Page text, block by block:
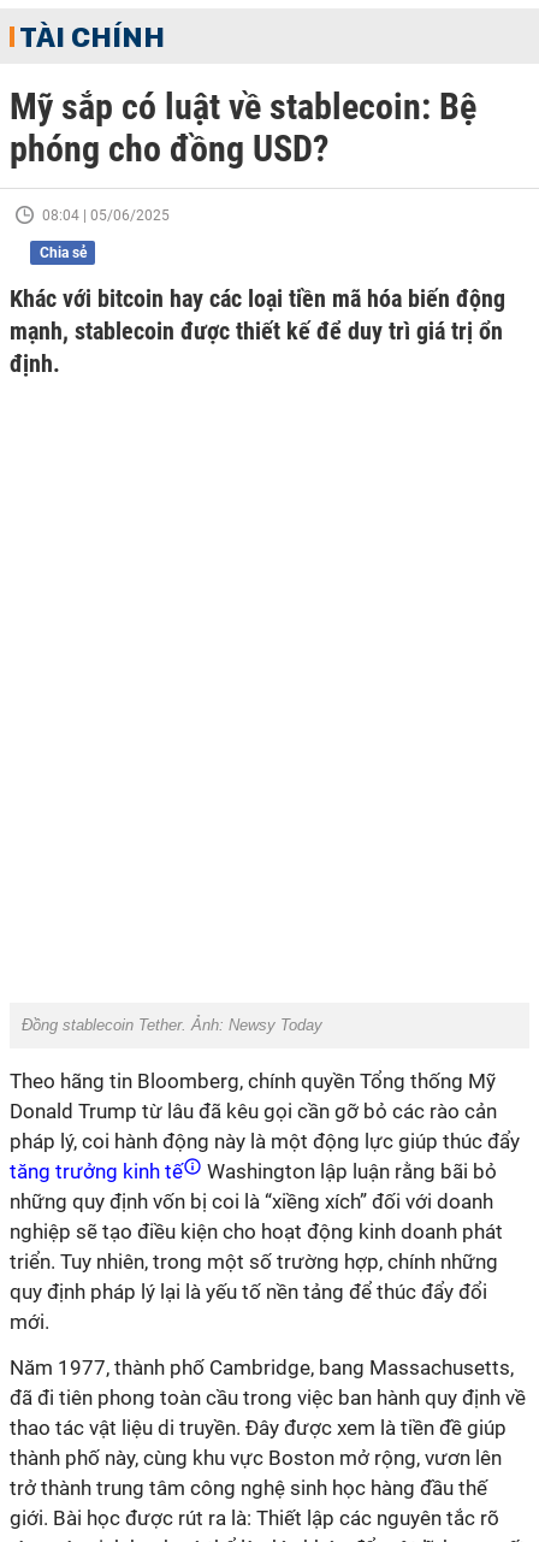
TÀI CHÍNH
Mỹ sắp có luật về stablecoin: Bệ
phóng cho đồng USD?
08:04 | 05/06/2025
Chia sẻ
Khác với bitcoin hay các loại tiền mã hóa biến động
mạnh, stablecoin được thiết kế để duy trì giá trị ổn
định.
Đồng stablecoin Tether. Ảnh: Newsy Today
Theo hãng tin Bloomberg, chính quyền Tổng thống Mỹ
Donald Trump từ lâu đã kêu gọi cần gỡ bỏ các rào cản
pháp lý, coi hành động này là một động lực giúp thúc đẩy
tăng trưởng kinh tế
Washington lập luận rằng bãi bỏ
những quy định vốn bị coi là “xiềng xích” đối với doanh
nghiệp sẽ tạo điều kiện cho hoạt động kinh doanh phát
triển. Tuy nhiên, trong một số trường hợp, chính những
quy định pháp lý lại là yếu tố nền tảng để thúc đẩy đổi
mới.
Năm 1977, thành phố Cambridge, bang Massachusetts,
đã đi tiên phong toàn cầu trong việc ban hành quy định về
thao tác vật liệu di truyền. Đây được xem là tiền đề giúp
thành phố này, cùng khu vực Boston mở rộng, vươn lên
trở thành trung tâm công nghệ sinh học hàng đầu thế
giới. Bài học được rút ra là: Thiết lập các nguyên tắc rõ